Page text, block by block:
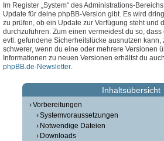
Im Register „System“ des Administrations-
Update für deine phpBB-Version gibt. Es wird
zu prüfen, ob ein Update zur Verfügung steht und
durchzuführen. Zum einen vermeidest du so,
evtl. gefundene Sicherheitslücke ausnutzen
schwerer, wenn du eine oder mehrere Versionen
Informationen zu neuen Versionen erhältst du
phpBB.de-Newsletter.
Inhaltsübersicht
Vorbereitungen
Systemvoraussetzungen
Notwendige Dateien
Downloads